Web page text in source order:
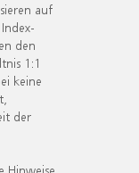
auf
den
1:1
keine
der